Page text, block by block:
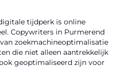
tijdperk is online
Copywriters in Purmerend
zoekmachineoptimalisatie
die niet alleen aantrekkelijk
geoptimaliseerd zijn voor